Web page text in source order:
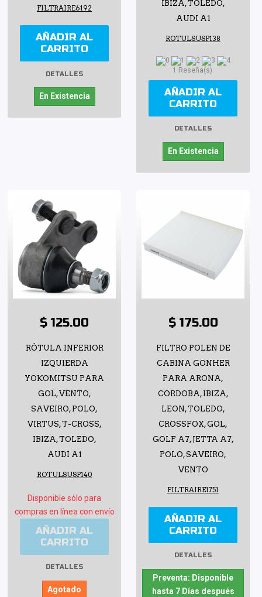
FILTRAIRE6192
AÑADIR AL
CARRITO
DETALLES
En Existencia
IBIZA, TOLEDO,
AUDI A1
ROTULSUSP138
1 Reseña(s)
AÑADIR AL
CARRITO
DETALLES
En Existencia
$ 125.00
RÓTULA INFERIOR
IZQUIERDA
YOKOMITSU PARA
GOL, VENTO,
SAVEIRO, POLO,
VIRTUS, T-CROSS,
IBIZA, TOLEDO,
AUDI A1
ROTULSUSP140
Disponible sólo para
compras en línea con envío
AÑADIR AL
CARRITO
DETALLES
Agotado
$ 175.00
FILTRO POLEN DE
CABINA GONHER
PARA ARONA,
CORDOBA, IBIZA,
LEON, TOLEDO,
CROSSFOX, GOL,
GOLF A7, JETTA A7,
POLO, SAVEIRO,
VENTO
FILTRAIRE1751
AÑADIR AL
CARRITO
DETALLES
Preventa: Disponible
hasta 7 Días después